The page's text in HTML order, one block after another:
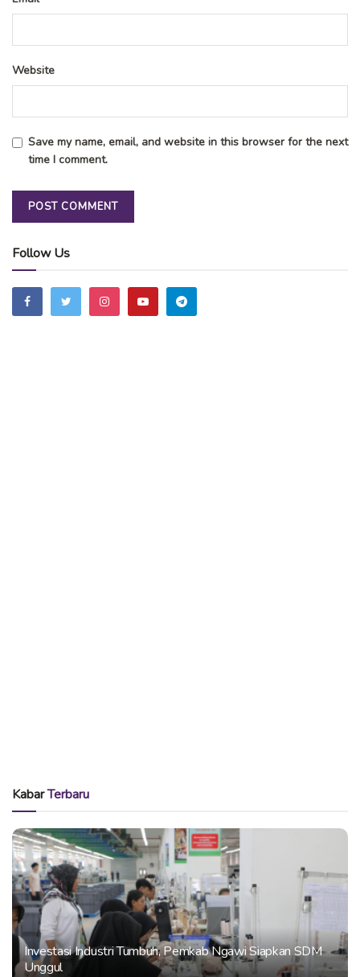
Website
Save my name, email, and website in this browser for the next
time I comment.
Follow Us
KabarTerbaru
Investasi Industri Tumbuh, Pemkab Ngawi Siapkan SDM
Unggul